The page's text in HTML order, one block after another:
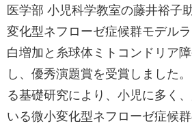
医学部 小児科学教室の藤井裕子
変化型ネフローゼ症候群モデル
白増加と糸球体ミトコンドリア
し、優秀演題賞を受賞しました
る基礎研究により、小児に多く
いる微小変化型ネフローゼ症候